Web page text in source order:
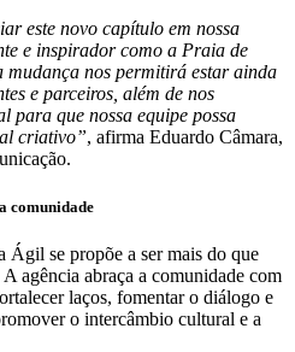
este novo capítulo em nossa
e inspirador como a Praia de
mudança nos permitirá estar ainda
e parceiros, além de nos
para que nossa equipe possa
criativo”, afirma Eduardo Câmara,
comunidade
Ágil se propõe a ser mais do que
agência abraça a comunidade com
laços, fomentar o diálogo e
o intercâmbio cultural e a